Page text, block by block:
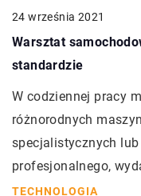
24 września 2021
Warsztat
standardzie
W codziennej pracy
różnorodnych
specjalistycznych
profesjonalnego,
TECHNOLOGIA